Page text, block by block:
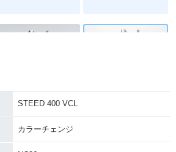
VLX・カラーチェン
STEED 400 VCL
カラーチェンジ